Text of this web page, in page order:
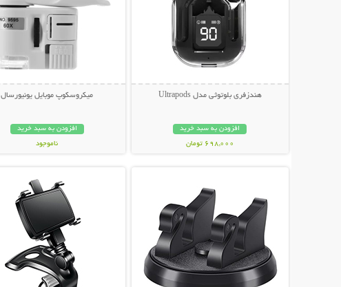
هندزفری بلوتوثی مدل Ultrapods
افزودن به سبد خرید
698,000 تومان
میکروسکوپ موبایل یونیورسال
افزودن به سبد خرید
ناموجود